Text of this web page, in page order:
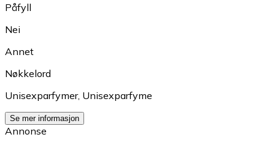
Påfyll
Nei
Annet
Nøkkelord
Unisexparfymer, Unisexparfyme
Se mer informasjon
Annonse